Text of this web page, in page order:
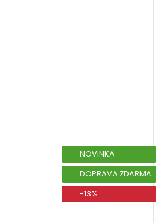
NOVINKA
DOPRAVA ZDARMA
-13%